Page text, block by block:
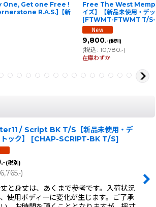
One, Get one Free !
R.A.S.]【新
Free The West
イズ】【新品未使用・デ
[FTWMT-FTWMT T/
9,800.-(税別)
(税込: 10,780 .-)
在庫わずか
/ Script BK T/S【新品未使用・デ
ック】
[CHAP-SCRIPT-BK T/S]
.-(税別)
6,765.-)
と身丈は、あくまで参考です。入荷状況
使用ボディーに変化が生じます。ご了承